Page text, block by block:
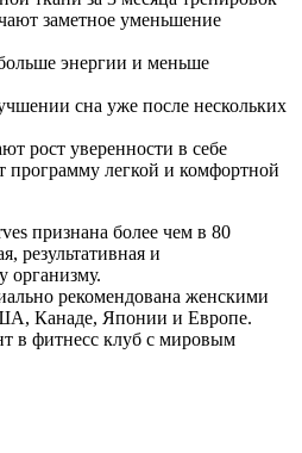
заметное уменьшение
энергии и меньше
сна уже после нескольких
рост уверенности в себе
легкой и комфортной
признана более чем в 80
результативная и
организму.
рекомендована женскими
Канаде, Японии и Европе.
в фитнесс клуб с мировым